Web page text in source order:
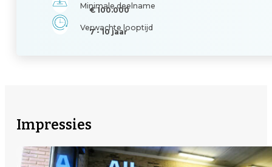
Minimale deelname
€ 100.000
Verwachte looptijd
7 - 10 jaar
Impressies